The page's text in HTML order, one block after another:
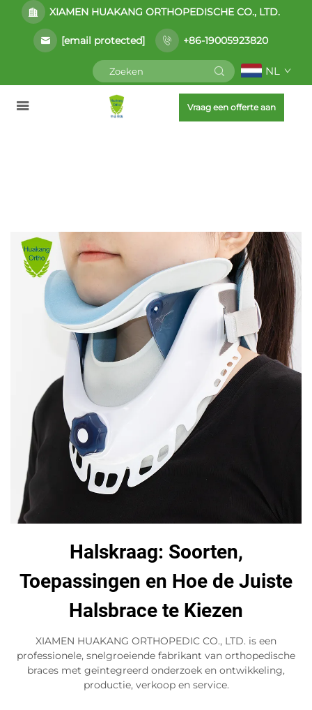
XIAMEN HUAKANG ORTHOPEDISCHE CO., LTD.
[email protected] +86-19005923820
NL
Vraag een offerte aan
Halskraag: Soorten,
Toepassingen en Hoe de Juiste
Halsbrace te Kiezen
XIAMEN HUAKANG ORTHOPEDIC CO., LTD. is een
professionele, snelgroeiende fabrikant van orthopedische
braces met geïntegreerd onderzoek en ontwikkeling,
productie, verkoop en service.